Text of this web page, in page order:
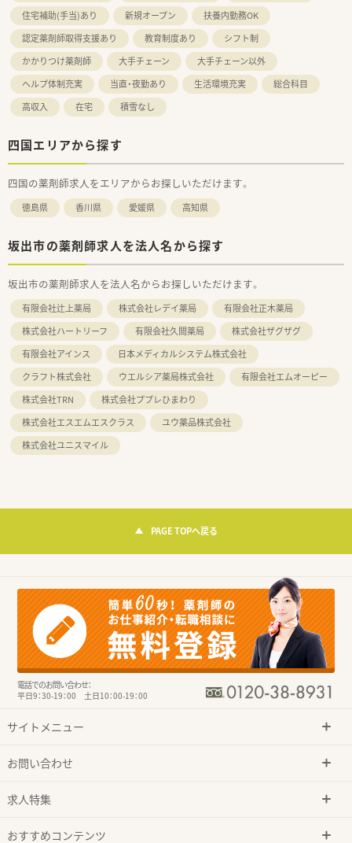
住宅補助(手当)あり
新規オープン
扶養内勤務OK
認定薬剤師取得支援あり
教育制度あり
シフト制
かかりつけ薬剤師
大手チェーン
大手チェーン以外
ヘルプ体制充実
当直・夜勤あり 生活環境充実
総合科目
高収入
在宅 積雪なし
四国エリアから探す
四国の薬剤師求人をエリアからお探しいただけます。
徳島県 香川県 愛媛県 高知県
坂出市の薬剤師求人を法人名から探す
坂出市の薬剤師求人を法人名からお探しいただけます。
有限会社辻上薬局 株式会社レデイ薬局
有限会社正木薬局
株式会社ハートリーフ
有限会社久間薬局
株式会社ザグザグ
有限会社アインス
日本メディカルシステム株式会社
クラフト株式会社
ウエルシア薬局株式会社
有限会社エムオーピー
株式会社TRN
株式会社ププレひまわり
株式会社エスエムエスクラス
ユウ薬品株式会社
株式会社ユニスマイル
PAGE TOPへ戻る
電話でのお問い合わせ：
平日9：30-19：00 土日10：00-19：00
サイトメニュー
お問い合わせ
求人特集
おすすめコンテンツ